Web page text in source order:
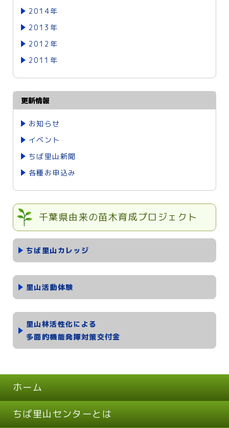
2014年
2013年
2012年
2011年
更新情報
お知らせ
イベント
ちば里山新聞
各種お申込み
千葉県由来の苗木育成プロジェクト
ちば里山カレッジ
里山活動体験
里山林活性化による
多面的機能発揮対策交付金
ホーム
ちば里山センターとは